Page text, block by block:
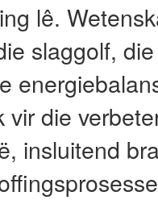
lê.
slaggolf,
die
insluitend